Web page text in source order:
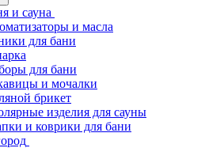
и сауна
и масла
для бани
для бани
и мочалки
брикет
изделия для сауны
и коврики для бани